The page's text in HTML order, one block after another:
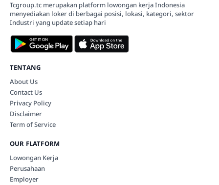
Tcgroup.tc merupakan platform lowongan kerja Indonesia
menyediakan loker di berbagai posisi, lokasi, kategori, sektor
Industri yang update setiap hari
TENTANG
About Us
Contact Us
Privacy Policy
Disclaimer
Term of Service
OUR FLATFORM
Lowongan Kerja
Perusahaan
Employer